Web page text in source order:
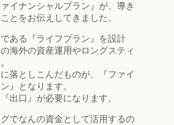
イナンシャルプラン』が、導き
とをお伝えしてきました。
ある『ライフプラン』を設計
海外の資産運用やロングスティ
落としこんだものが、『ファイ
』となります。
出口』が必要になります。
でなんの資金として活用するの